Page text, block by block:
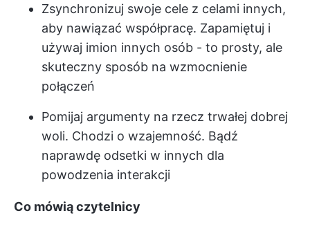
Zsynchronizuj swoje cele z celami innych,
aby nawiązać współpracę. Zapamiętuj i
używaj imion innych osób - to prosty, ale
skuteczny sposób na wzmocnienie
połączeń
Pomijaj argumenty na rzecz trwałej dobrej
woli. Chodzi o wzajemność. Bądź
naprawdę odsetki w innych dla
powodzenia interakcji
Co mówią czytelnicy